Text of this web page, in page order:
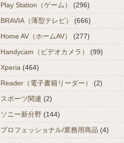
Play Station（ゲーム）
(296)
BRAVIA（薄型テレビ）
(666)
Home AV（ホームAV）
(277)
Handycam（ビデオカメラ）
(99)
Xperia (464)
Reader（電子書籍リーダー）
(2)
スポーツ関連 (2)
ソニー新分野 (144)
プロフェッショナル/業務用商品 (4)